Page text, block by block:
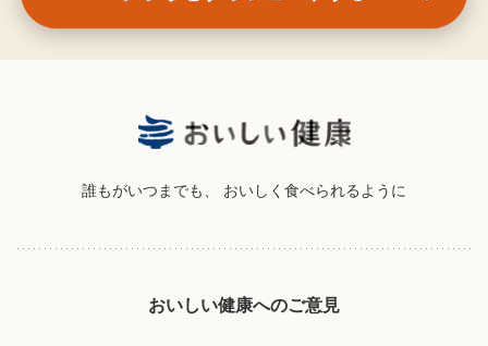
誰もがいつまでも、 おいしく食べられるように
おいしい健康へのご意見